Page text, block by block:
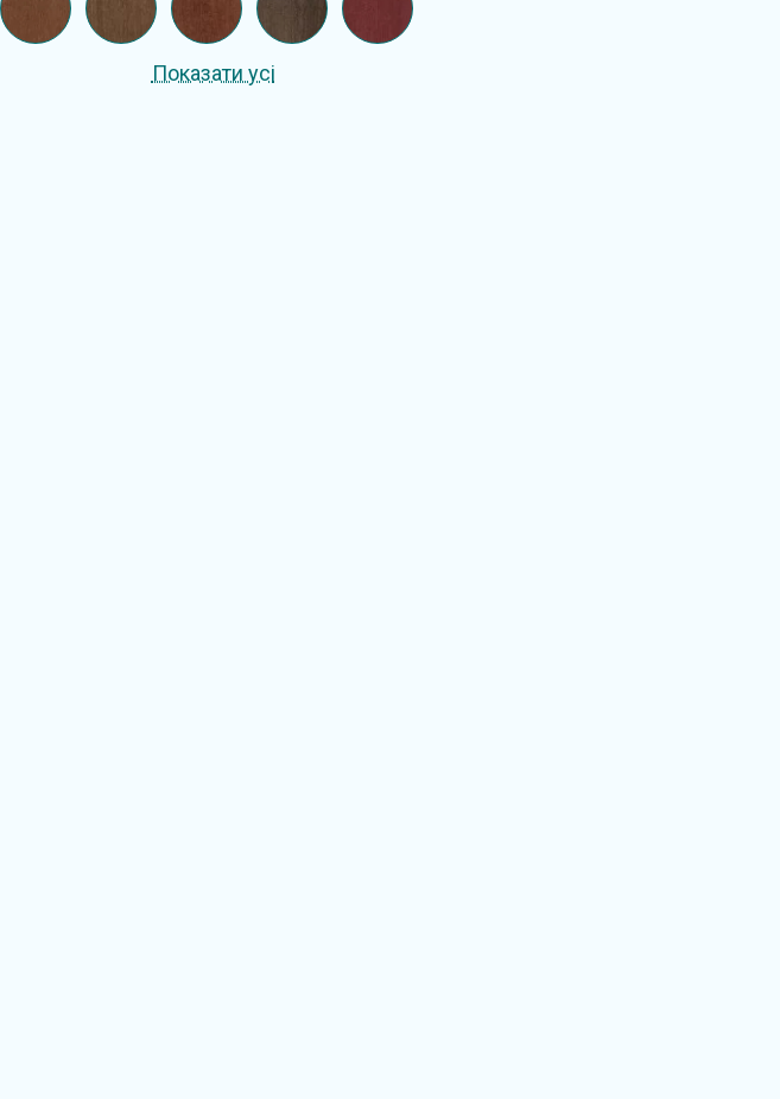
Показати усі